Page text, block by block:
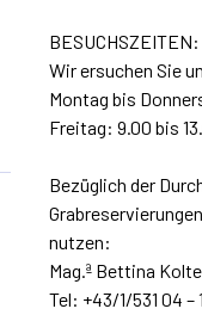
BESUCHSZEITEN:
Wir ersuchen Sie
Montag bis
Freitag: 9.00 bis
Bezüglich der
nutzen:
Mag.ª Bettina
Tel: +43/1/531 04 –